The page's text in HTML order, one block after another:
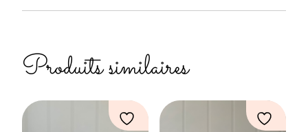
Produits similaires